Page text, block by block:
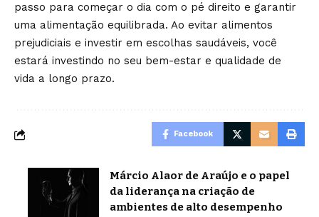
passo para começar o dia com o pé direito e garantir
uma alimentação equilibrada. Ao evitar alimentos
prejudiciais e investir em escolhas saudáveis, você
estará investindo no seu bem-estar e qualidade de
vida a longo prazo.
Facebook
Márcio Alaor de Araújo e o papel
da liderança na criação de
ambientes de alto desempenho